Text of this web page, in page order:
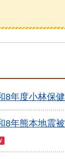
8年度小林保
8年熊本地震